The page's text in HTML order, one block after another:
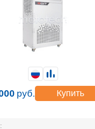
руб. Купить